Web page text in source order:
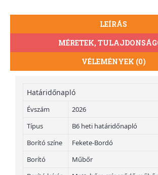
LEÍRÁS
MÉRETEK,
VÉLEMÉNYEK (0)
Határidőnapló
Évszám
2026
Típus
B6 heti határidőnapló
Borító színe
Fekete-Bordó
Borító
Műbőr